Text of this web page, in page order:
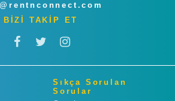
BİZİ TAKİP ET
Sıkça Sorulan
Sorular